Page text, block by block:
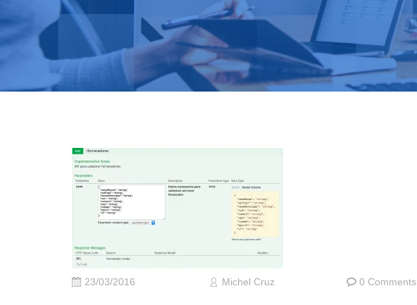
23/03/2016 Michel Cruz 0 Comments